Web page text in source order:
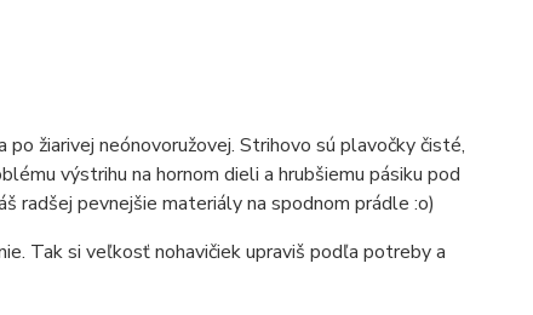
žiarivej neónovoružovej. Strihovo sú plavočky čisté,
výstrihu na hornom dieli a hrubšiemu pásiku pod
radšej pevnejšie materiály na spodnom prádle :o)
Tak si veľkosť nohavičiek upraviš podľa potreby a